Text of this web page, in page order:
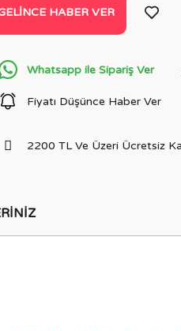
HABER VER
Whatsapp ile Sipariş Ver
Fiyatı Düşünce Haber Ver
2200 TL Ve Üzeri Ücretsiz